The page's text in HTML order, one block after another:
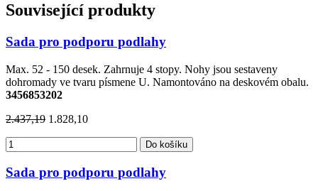
Související produkty
Sada pro podporu podlahy
Max. 52 - 150 desek. Zahrnuje 4 stopy. Nohy jsou sestaveny
dohromady ve tvaru písmene U. Namontováno na deskovém obalu.
3456853202
2.437,19 1.828,10
Do košíku
Sada pro podporu podlahy